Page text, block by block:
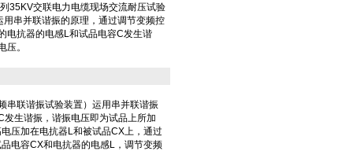
35KV交联电力电缆现场交流耐压试验
串并联谐振的原理，通过调节变频控
电抗器的电感L和试品电容C发生谐
压。
串联谐振试验装置）运用串并联谐振
生谐振，谐振电压即为试品上所加
压加在电抗器L和被试品CX上，通过
电容CX和电抗器的电感L，调节变频